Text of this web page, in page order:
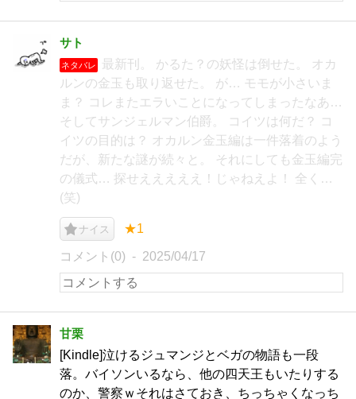
サト
ネタバレ
最新刊。 かるた？の妖怪は倒せた。 オカ
ルンの金玉も取り返せた。 が… モモが小さいま
ま？ コレまたエラいことになってしまったなあ…
そしてサンジェルマン伯爵。 コイツは何だ？ コ
イツの目的は？ オカルン金玉編は一件落着のよう
だが、新たな謎が続々と。 それにしても金玉編完
の儀式… 探せえええええ！じゃねえよ！ 全く…
(笑)
ナイス ★1
コメント(0) 2025/04/17
甘栗
[Kindle]泣けるジュマンジとベガの物語も一段
落。バイソンいるなら、他の四天王もいたりする
のか、警察ｗそれはさておき、ちっちゃくなっち